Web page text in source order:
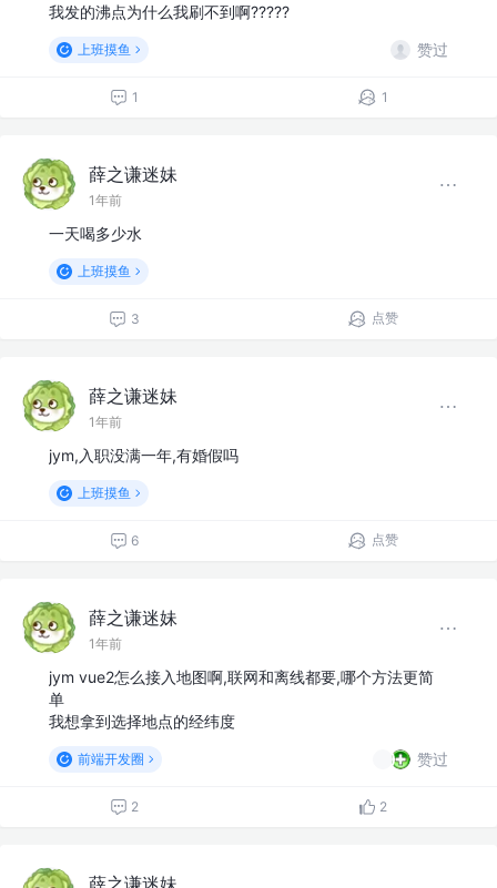
我发的沸点为什么我刷不到啊?????
上班摸鱼 赞过
1 1
薛之谦迷妹
1年前
一天喝多少水
上班摸鱼
3 点赞
薛之谦迷妹
1年前
jym,入职没满一年,有婚假吗
上班摸鱼
6 点赞
薛之谦迷妹
1年前
jym vue2怎么接入地图啊,联网和离线都要,哪个方法更简
单
我想拿到选择地点的经纬度
前端开发圈 赞过
2 2